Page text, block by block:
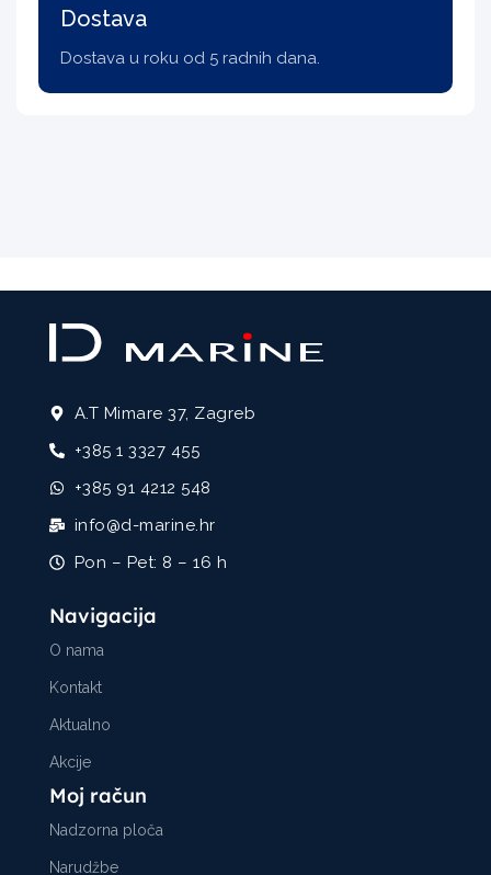
Dostava
Dostava u roku od 5 radnih dana.
A.T Mimare 37, Zagreb
+385 1 3327 455
+385 91 4212 548
info@d-marine.hr
Pon – Pet: 8 – 16 h
Navigacija
O nama
Kontakt
Aktualno
Akcije
Moj račun
Nadzorna ploča
Narudžbe